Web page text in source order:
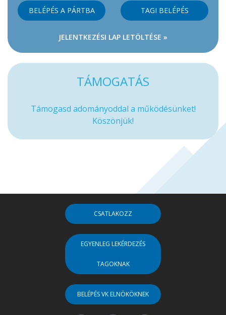
BELÉPÉS A PÁRTBA TAGI BELÉPÉS
JELENTKEZÉSI LAP LETÖLTÉSE »
TÁMOGATÁS
Támogasd adományoddal a működésünket!
Köszönjük!
CSATLAKOZZ
EGYENLEG LEKÉRDEZÉS
TAGOKNAK
BELÉPÉS VK ELNÖKÖKNEK